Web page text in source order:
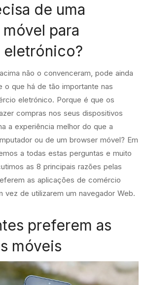
de uma
para
não o convenceram, pode ainda
o que há de tão importante nas
eletrónico. Porque é que os
compras nos seus dispositivos
a experiência melhor do que a
ou de um browser móvel? Em
a todas estas perguntas e muito
as 8 principais razões pelas
as aplicações de comércio
vez de utilizarem um navegador Web.
preferem as
móveis